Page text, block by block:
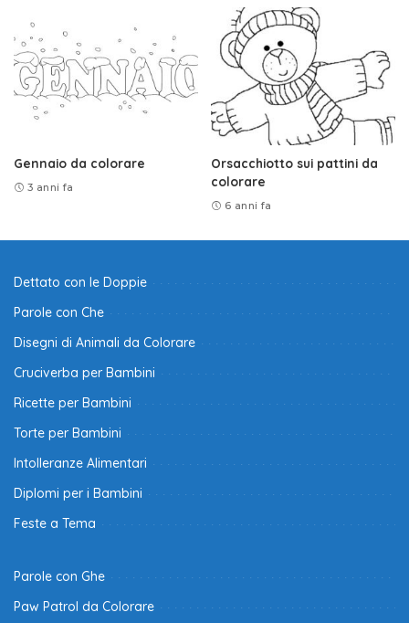
Gennaio da colorare
3 anni fa
Orsacchiotto sui pattini da
colorare
6 anni fa
Dettato con le Doppie
Parole con Che
Disegni di Animali da Colorare
Cruciverba per Bambini
Ricette per Bambini
Torte per Bambini
Intolleranze Alimentari
Diplomi per i Bambini
Feste a Tema
Parole con Ghe
Paw Patrol da Colorare